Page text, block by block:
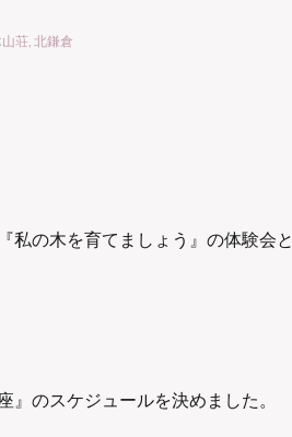
荘, 北鎌倉
私の木を育てましょう』の体験会と
』のスケジュールを決めました。